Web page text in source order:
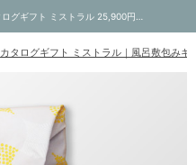
カタログギフト ミストラル｜風呂敷包みギ